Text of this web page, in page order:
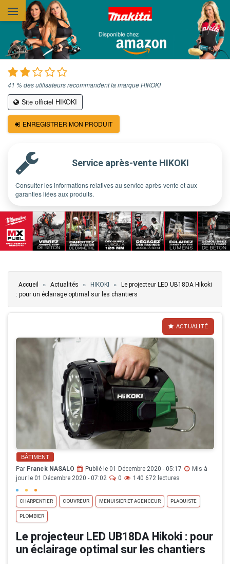
Aller au contenu principal
41 % des utilisateurs recommandent la marque HIKOKI
Site officiel HIKOKI
ENREGISTRER MON PRODUIT
Service après-vente HIKOKI
Consulter les informations relatives au service après-vente et aux
garanties liées aux produits.
Vous êtes ici
Accueil » Actualités » HIKOKI »
Le projecteur LED UB18DA Hikoki
: pour un éclairage optimal sur les chantiers
ACTUALITÉ
BÂTIMENT
Par Franck NASALO Publié le 01 Décembre 2020 - 05:17
Mis à
jour le 01 Décembre 2020 - 07:02
0 140 672 lectures
CHARPENTIER COUVREUR MENUISIER ET AGENCEUR PLAQUISTE
PLOMBIER
Le projecteur LED UB18DA Hikoki : pour
un éclairage optimal sur les chantiers